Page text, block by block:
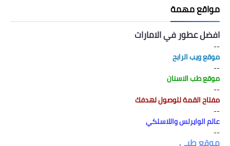
مواقع مهمة
افضل عطور في الامارات
--
موقع ويب الرابح
--
موقع طب الاسنان
--
مفتاح القمة للوصول لهدفك
--
عالم الوايرلس واللاسلكي
--
موقع طبي